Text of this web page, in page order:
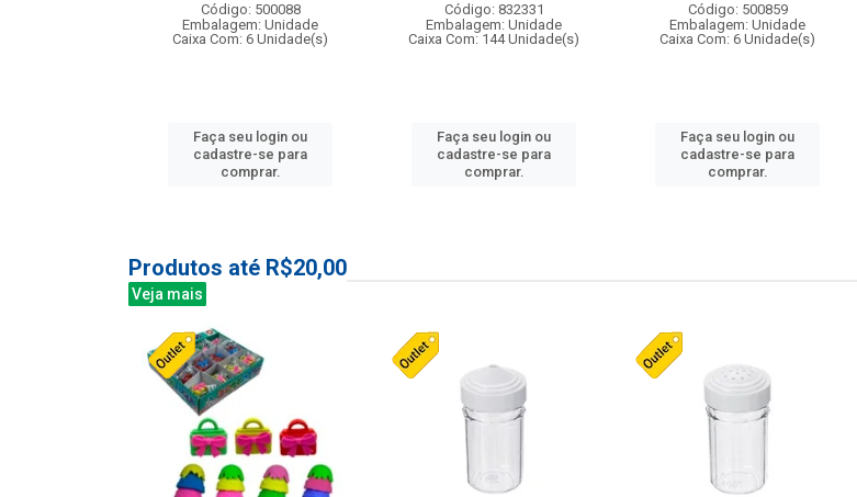
Código: 500088
Embalagem: Unidade
Caixa Com: 6 Unidade(s)
Faça seu login ou
cadastre-se para
comprar.
Código: 832331
Embalagem: Unidade
Caixa Com: 144 Unidade(s)
Faça seu login ou
cadastre-se para
comprar.
Código: 500859
Embalagem: Unidade
Caixa Com: 6 Unidade(s)
Faça seu login ou
cadastre-se para
comprar.
Produtos até R$20,00
Veja mais